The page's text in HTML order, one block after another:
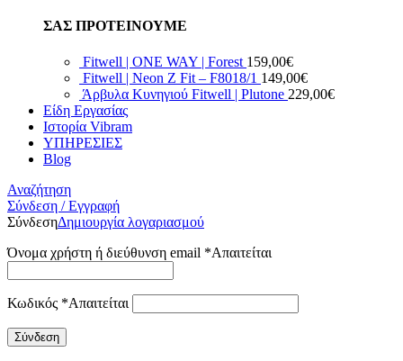
ΣΑΣ ΠΡΟΤΕΙΝΟΥΜΕ
Fitwell | ONE WAY | Forest 159,00€
Fitwell | Neon Z Fit – F8018/1 149,00€
Άρβυλα Κυνηγιού Fitwell | Plutone 229,00€
Είδη Εργασίας
Ιστορία Vibram
ΥΠΗΡΕΣΙΕΣ
Blog
Αναζήτηση
Σύνδεση / Εγγραφή
ΣύνδεσηΔημιουργία λογαριασμού
Όνομα χρήστη ή διεύθυνση email *Απαιτείται
Κωδικός *Απαιτείται
Σύνδεση